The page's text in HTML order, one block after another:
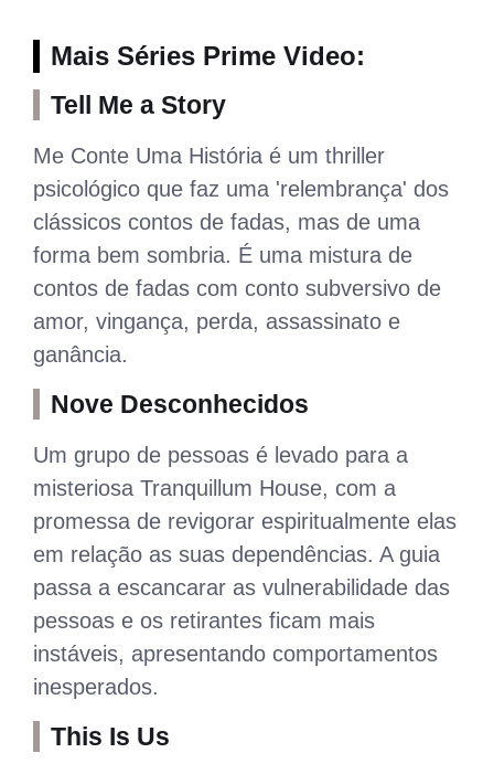
Mais Séries Prime Video:
Tell Me a Story
Me Conte Uma História é um thriller
psicológico que faz uma 'relembrança' dos
clássicos contos de fadas, mas de uma
forma bem sombria. É uma mistura de
contos de fadas com conto subversivo de
amor, vingança, perda, assassinato e
ganância.
Nove Desconhecidos
Um grupo de pessoas é levado para a
misteriosa Tranquillum House, com a
promessa de revigorar espiritualmente elas
em relação as suas dependências. A guia
passa a escancarar as vulnerabilidade das
pessoas e os retirantes ficam mais
instáveis, apresentando comportamentos
inesperados.
This Is Us